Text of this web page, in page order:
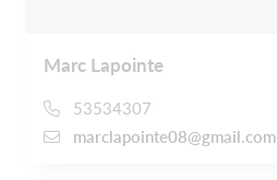
Marc Lapointe
53534307
marclapointe08@gmail.com